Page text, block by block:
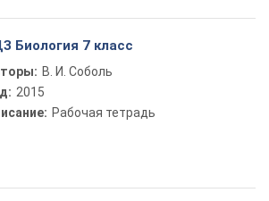
Биология 7 класс
В. И. Соболь
2015
Рабочая тетрадь